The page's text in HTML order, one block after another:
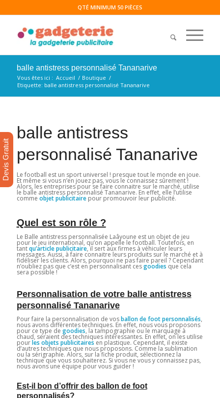
QTÉ MINIMUM 50 PIÈCES
balle antistress personnalisé Tananarive
Vous êtes ici : Accueil / Boutique /
Etiquette: balle antistress personnalisé Tananarive
balle antistress
personnalisé Tananarive
Le football est un sport universel ! presque tout le monde en joue.
Et même si vous n’en jouez pas, vous le connaissez sûrement !
Alors, les entreprises pour se faire connaitre sur le marché, utilise
le balle antistress personnalisé Tananarive. En effet, elle l’utilise
comme objet publicitairepour promouvoir leur publicité.
Quel est son rôle ?
Le Balle antistress personnalisée Laâyoune est un objet de jeu
pour le jeu international, qu’on appelle le football. Toutefois, en
tantqu’article publicitaire, il sert aux firmes à véhiculer leurs
messages. Aussi, à faire connaitre leurs produits sur le marché et à
fidéliser les clients. Alors, pourquoi ne pas faire pareil ? Cependant
n’oubliez pas que c’est en personnalisant cesgoodies que cela
sera possible !
Personnalisation de votre balle antistress
personnalisé Tananarive
Pour faire la personnalisation de vosballon de foot personnalisés,
nous avons différentes techniques. En effet, nous vous proposons
pour ce type de goodies, la tampographie ou le marquage à
chaud, seraient des techniques intéressantes. En effet, on les utilise
pourles objets publicitaires en plastique. Cependant, il existe
d’autres techniques que nous proposons. Comme la sublimation
ou la sérigraphie. Alors, sur la fiche produit, sélectionnez la
technique que vous souhaiterez. Si vous ne vous y connaissez pas,
nous avons une équipe pour vous guider !
Est-il bon d’offrir des ballon de foot
personnalisés?
Devis Gratuit